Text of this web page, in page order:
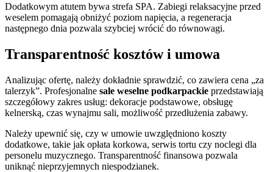
Dodatkowym atutem bywa strefa SPA. Zabiegi relaksacyjne przed
weselem pomagają obniżyć poziom napięcia, a regeneracja
następnego dnia pozwala szybciej wrócić do równowagi.
Transparentność kosztów i umowa
Analizując ofertę, należy dokładnie sprawdzić, co zawiera cena „za
talerzyk”. Profesjonalne sale weselne podkarpackie przedstawiają
szczegółowy zakres usług: dekoracje podstawowe, obsługę
kelnerską, czas wynajmu sali, możliwość przedłużenia zabawy.
Należy upewnić się, czy w umowie uwzględniono koszty
dodatkowe, takie jak opłata korkowa, serwis tortu czy noclegi dla
personelu muzycznego. Transparentność finansowa pozwala
uniknąć nieprzyjemnych niespodzianek.